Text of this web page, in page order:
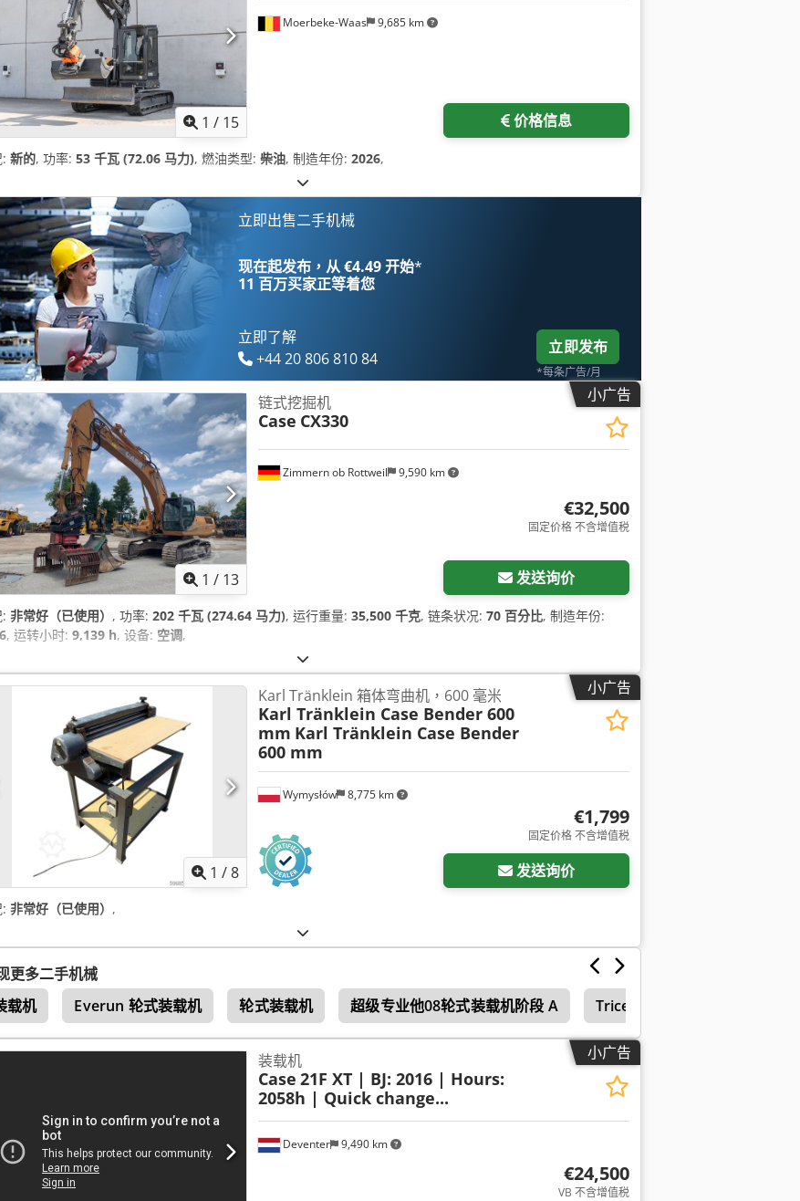
1 / 15
Moerbeke-Waas 9,685 km
价格信息
新的, 功率: 53 千瓦 (72.06 马力), 燃油类型: 柴油, 制造年份: 2026,
立即出售二手机械
现在起发布，从 €4.49 开始*
11 百万买家正等着您
立即了解
+44 20 806 810 84
立即发布
*每条广告/月
小广告
1 / 13
Zimmern ob Rottweil 9,590 km
链式挖掘机
Case CX330
€32,500
固定价格 不含增值税
发送询价
非常好（已使用） , 功率: 202 千瓦 (274.64 马力), 运行重量: 35,500 千克, 链条状况: 70 百分比, 制造年份:
, 运转小时: 9,139 h, 设备: 空调,
小广告
1 /8
Wymysłów 8,775 km
Karl Tränklein 箱体弯曲机，600 毫米
Karl Tränklein Case Bender 600
mm Karl Tränklein Case Bender
600 mm
€1,799
固定价格 不含增值税
发送询价
非常好（已使用） ,
更多二手机械
载机
Everun 轮式装载机 轮式装载机 超级专业他08轮式装载机阶段 A Tricera 轮式装载机
小广告
Deventer 9,490 km
装载机
Case 21F XT | BJ: 2016 | Hours:
2058h | Quick change...
€24,500
VB 不含增值税